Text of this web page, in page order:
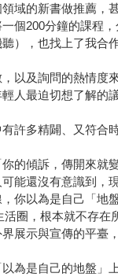
域的新書做推薦，
個200分鐘的課程
），也找上了我合作
以及詢問的熱情度
人最迫切想了解的議
許多精闢、又符合
的傾訴，傳開來就
能還沒有意識到，
你以為是自己「地
圈，根本就不存在
展示與宣傳的平臺
為是自己的地盤」